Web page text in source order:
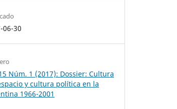
06-30
Núm. 1 (2017): Dossier: Cultura
y cultura política en la
1966-2001